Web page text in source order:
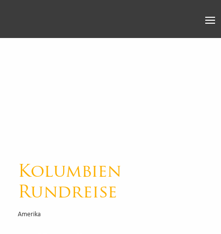
Kolumbien
Rundreise
Amerika